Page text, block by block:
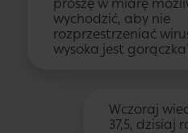
proszę w miarę
wychodzić, aby nie
rozprzestrzeniać
wysoka jest
Wczoraj
37,5, dzisiaj